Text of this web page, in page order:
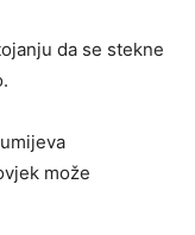
da se stekne
može